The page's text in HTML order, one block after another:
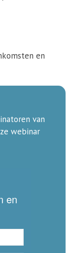
en
van
webinar